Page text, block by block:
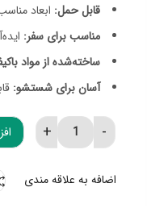
قابل حمل: ابعاد
مناسب برای سفر:
ساخته‌شده از مواد
آسان برای شستشو:
کیف کمک های اولیه رویال quantity
اضافه به علاقه مندی